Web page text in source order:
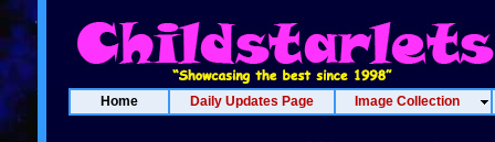
Home Daily Updates Page Image Collection